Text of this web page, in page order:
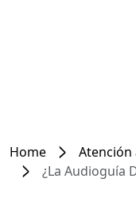
Home Atención
¿La Audioguía